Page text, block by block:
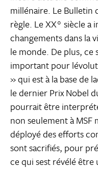
millénaire. Le Bulletin
règle. Le XX° siècle a
changements dans la
le monde. De plus, ce
important pour
» qui est à la base de
le dernier Prix Nobel
pourrait être
non seulement à MSF
déployé des efforts
sont sacrifiés, pour
ce qui sest révélé